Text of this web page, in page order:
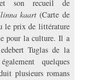
et son recueil de
kaart(Carte de
le prix de littérature
pour la culture. Il a
Tuglas de la
quelques
plusieurs romans